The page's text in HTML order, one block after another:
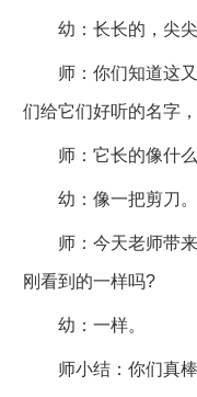
幼：长长的，尖尖
师：你们知道这又
们给它们好听的名字
师：它长的像什
幼：像一把剪刀。
师：今天老师带来
刚看到的一样吗?
幼：一样。
师小结：你们真棒